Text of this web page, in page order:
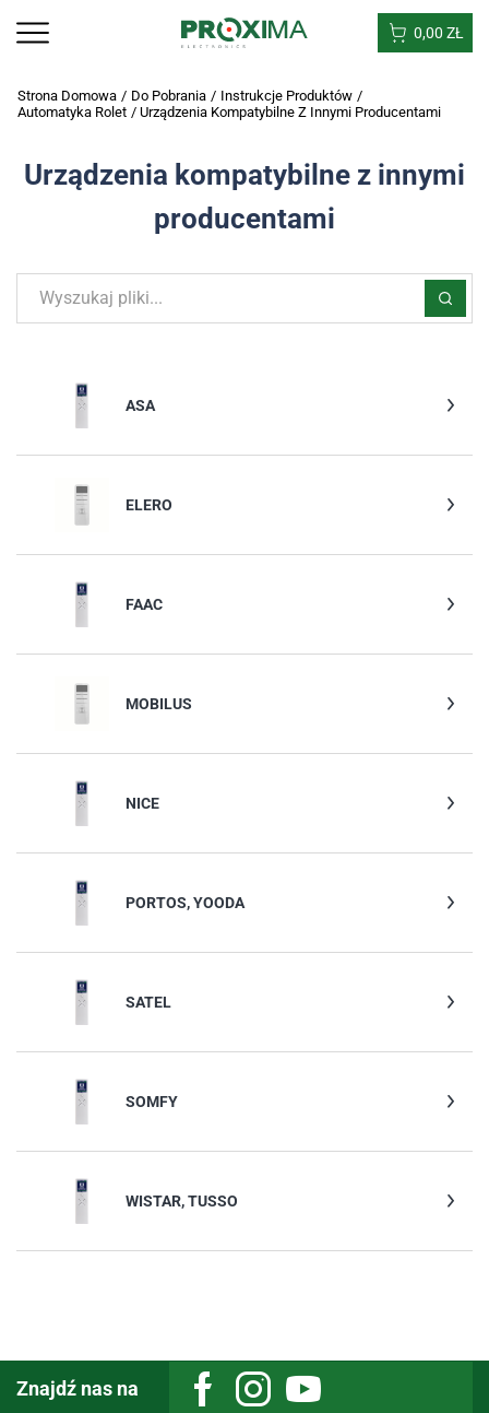
0,00 ZŁ
Strona Domowa / Do Pobrania / Instrukcje Produktów /
Automatyka Rolet / Urządzenia Kompatybilne Z Innymi Producentami
Urządzenia kompatybilne z innymi
producentami
ASA
ELERO
FAAC
MOBILUS
NICE
PORTOS, YOODA
SATEL
SOMFY
WISTAR, TUSSO
Znajdź nas na FacebookInstagramYoutube